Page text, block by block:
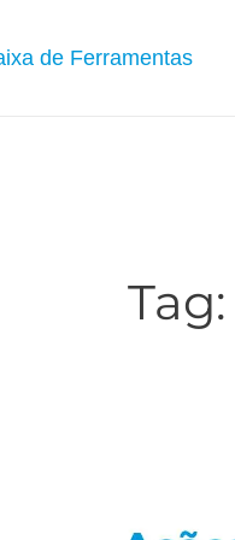
de Ferramentas
Tag: